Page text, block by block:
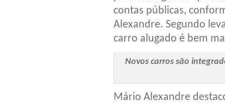
contas públicas,
Alexandre. Segundo
carro alugado é bem
Novos carros são
Mário Alexandre